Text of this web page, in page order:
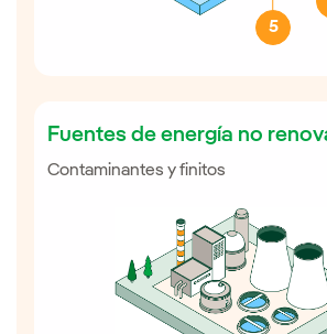
5
Fuentes de energía no
Contaminantes y finitos